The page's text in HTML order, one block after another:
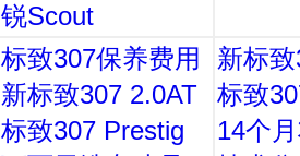
锐Scout
标致307保养费用
新标致307 2.0AT
标致307 Prestig
新标
标致
14个